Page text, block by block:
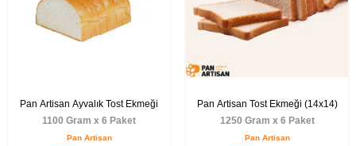
Pan Artisan Ayvalık Tost Ekmeği
1100 Gram x 6 Paket
Pan Artisan
Pan Artisan Tost Ekmeği (14x14)
1250 Gram x 6 Paket
Pan Artisan